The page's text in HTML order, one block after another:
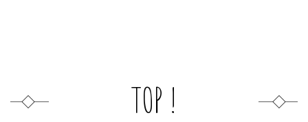
TOP !